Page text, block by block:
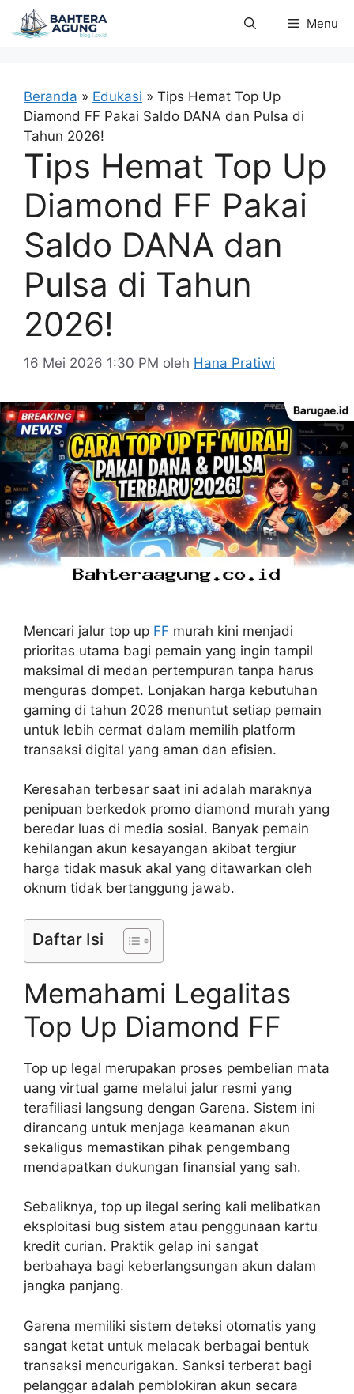
Langsung
ke
Menu
Beranda » Edukasi » Tips Hemat Top Up
Diamond FF Pakai Saldo DANA dan Pulsa di
Tahun 2026!
Tips Hemat Top Up
Diamond FF Pakai
Saldo DANA dan
Pulsa di Tahun
2026!
16 Mei 2026 1:30 PM oleh Hana Pratiwi
Mencari jalur top up FF murah kini menjadi
prioritas utama bagi pemain yang ingin tampil
maksimal di medan pertempuran tanpa harus
menguras dompet. Lonjakan harga kebutuhan
gaming di tahun 2026 menuntut setiap pemain
untuk lebih cermat dalam memilih platform
transaksi digital yang aman dan efisien.
Keresahan terbesar saat ini adalah maraknya
penipuan berkedok promo diamond murah yang
beredar luas di media sosial. Banyak pemain
kehilangan akun kesayangan akibat tergiur
harga tidak masuk akal yang ditawarkan oleh
oknum tidak bertanggung jawab.
Daftar Isi
Memahami Legalitas
Top Up Diamond FF
Top up legal merupakan proses pembelian mata
uang virtual game melalui jalur resmi yang
terafiliasi langsung dengan Garena. Sistem ini
dirancang untuk menjaga keamanan akun
sekaligus memastikan pihak pengembang
mendapatkan dukungan finansial yang sah.
Sebaliknya, top up ilegal sering kali melibatkan
eksploitasi bug sistem atau penggunaan kartu
kredit curian. Praktik gelap ini sangat
berbahaya bagi keberlangsungan akun dalam
jangka panjang.
Garena memiliki sistem deteksi otomatis yang
sangat ketat untuk melacak berbagai bentuk
transaksi mencurigakan. Sanksi terberat bagi
pelanggar adalah pemblokiran akun secara